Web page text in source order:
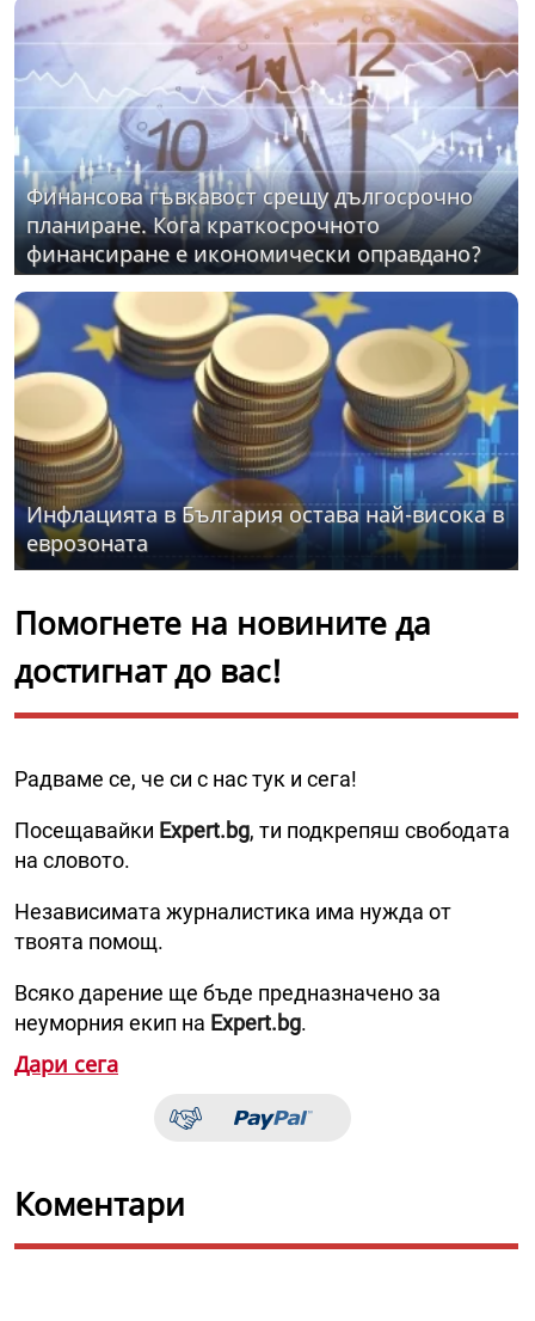
Финансова гъвкавост срещу дългосрочно
планиране. Кога краткосрочното
финансиране е икономически оправдано?
Инфлацията в България остава най-висока в
еврозоната
Помогнете на новините да
достигнат до вас!
Радваме се, че си с нас тук и сега!
Посещавайки Expert.bg, ти подкрепяш свободата
на словото.
Независимата журналистика има нужда от
твоята помощ.
Всяко дарение ще бъде предназначено за
неуморния екип на Expert.bg.
Дари сега
Коментари